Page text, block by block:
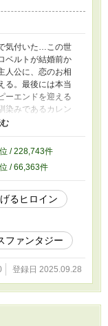
気付いた…この世
ベルトが結婚前か
人公に、恋のお相
る。最後には本当
ーエンドを迎える
染みであるカレン
の男に奪われる当
れることになる悪
に唖然とする…
かる…クリスティ
げられて育ったク
、愛を表現するこ
自己主張が苦手
だけ。そして
ヌを理解しようと
目の前で妻である
に心底絶望する…
必要がある？どう
」 そう気付いた
った。一人屋敷を
いが頭をもたげ
げようかしら…あ
位 / 228,743件
位 / 66,363件
るヒロイン
ファンタジー
登録日 2025.09.28